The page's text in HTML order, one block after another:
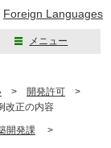
Foreign Languages
メニュー
> 開発許可 >
改正の内容
開発課 >